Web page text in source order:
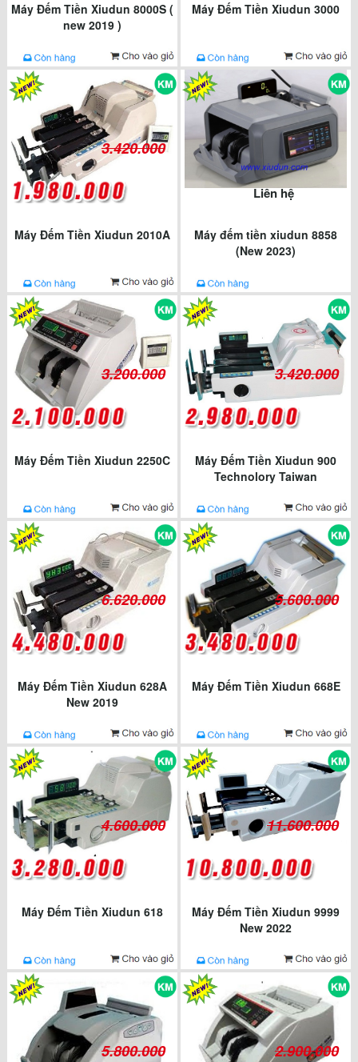
Máy Đếm Tiền Xiudun 8000S (
new 2019 )
Máy Đếm Tiền Xiudun 3000
3.420.000
Máy Đếm Tiền Xiudun 2010A
Liên hệ
Máy đếm tiền xiudun 8858
(New 2023)
3.200.000
Máy Đếm Tiền Xiudun 2250C
3.420.000
Máy Đếm Tiền Xiudun 900
Technolory Taiwan
6.620.000
Máy Đếm Tiền Xiudun 628A
New 2019
5.600.000
Máy Đếm Tiền Xiudun 668E
4.600.000
Máy Đếm Tiền Xiudun 618
11.600.000
Máy Đếm Tiền Xiudun 9999
New 2022
5.800.000 2.900.000